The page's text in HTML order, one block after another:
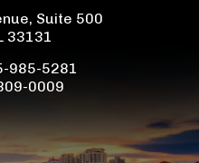
Suite 500
33131
985-5281
0009